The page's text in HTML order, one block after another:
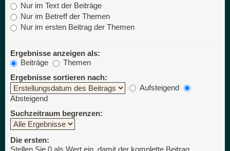
Nur im Text der Beiträge
Nur im Betreff der Themen
Nur im ersten Beitrag der Themen
Ergebnisse anzeigen als:
Beiträge
Themen
Ergebnisse sortieren nach:
Aufsteigend
Absteigend
Suchzeitraum begrenzen:
Die ersten: